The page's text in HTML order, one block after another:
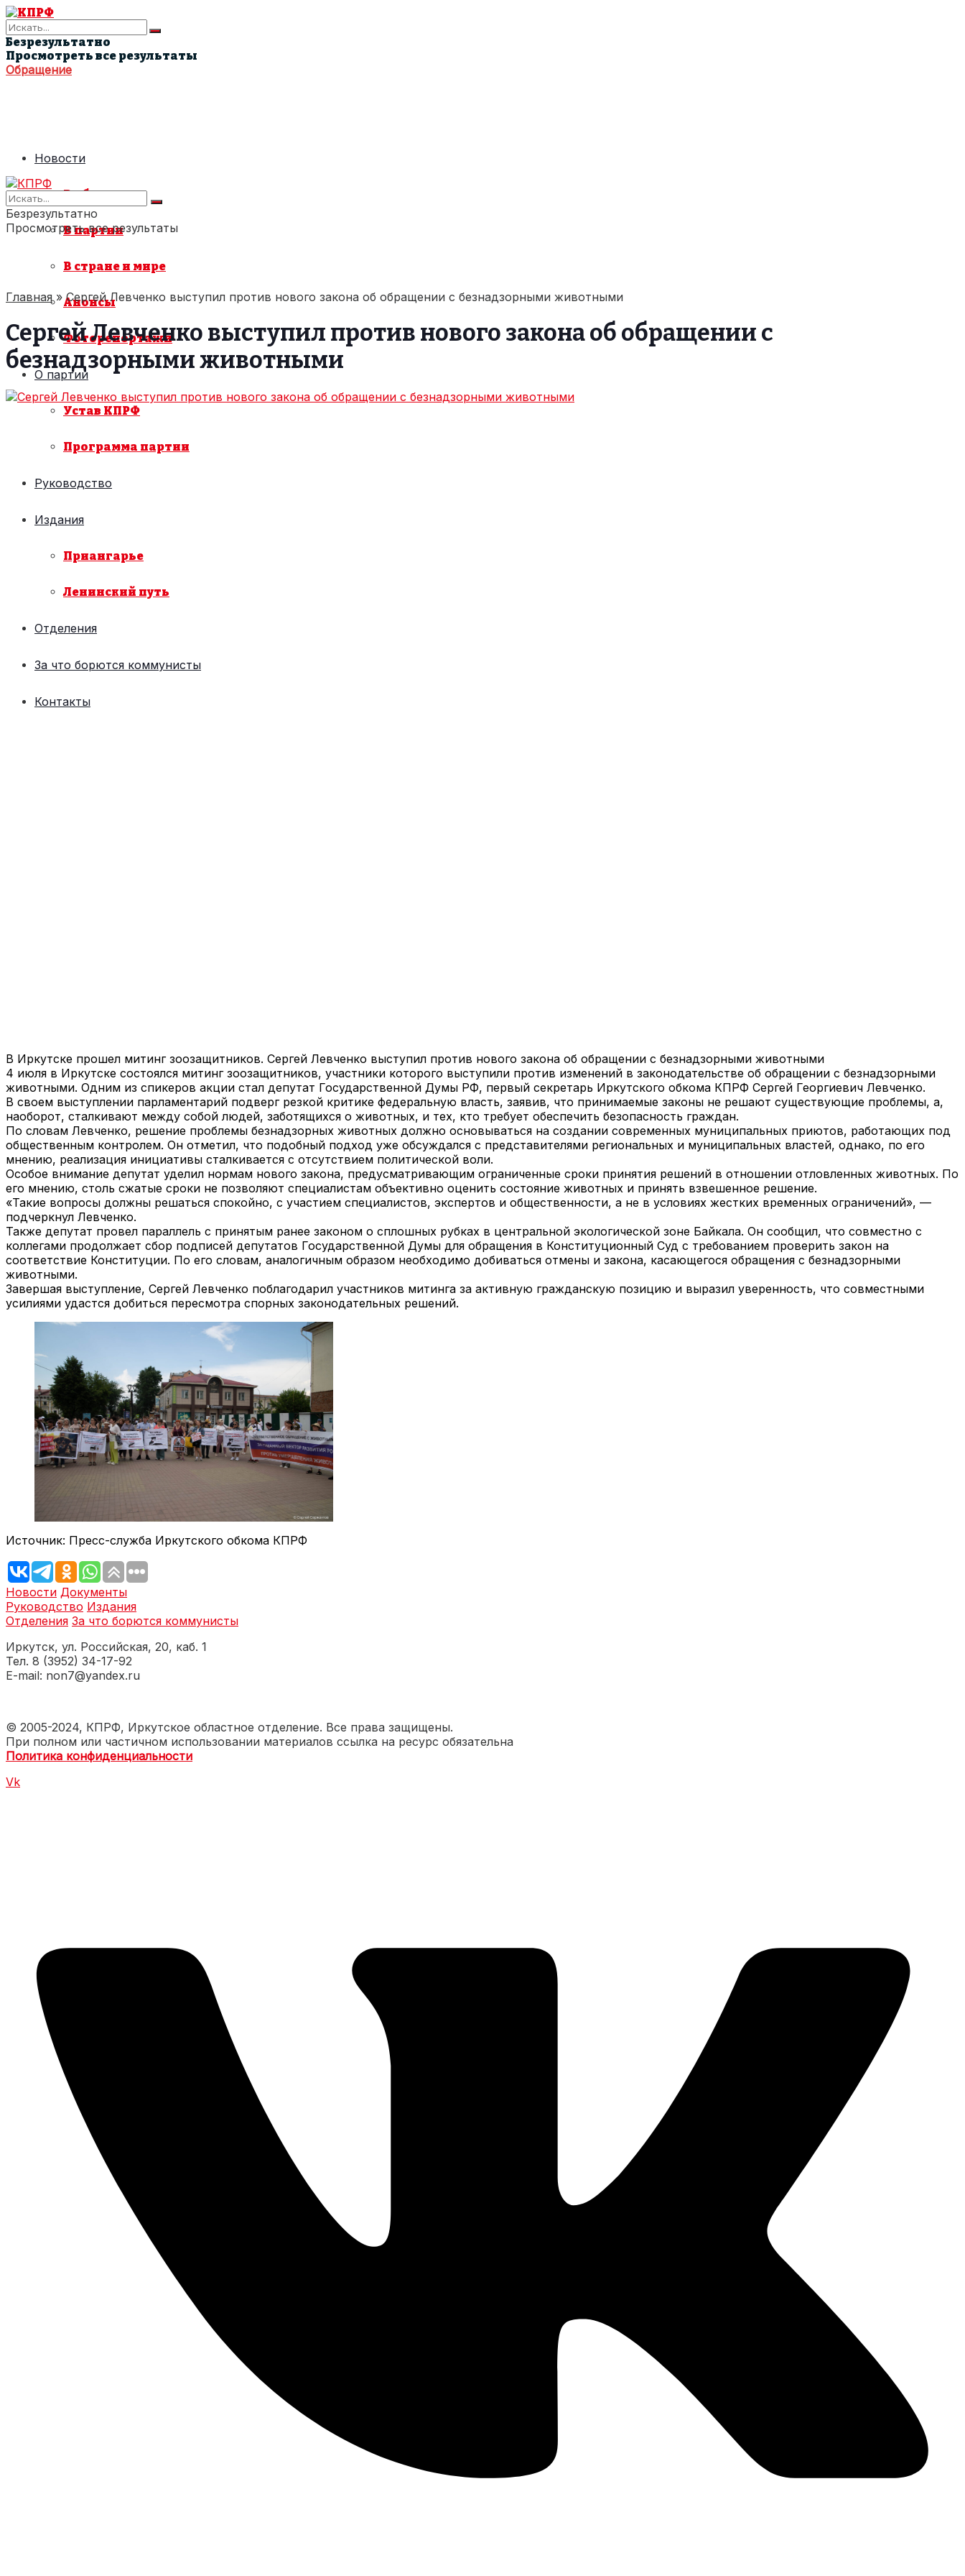
Безрезультатно
Просмотреть все результаты
Обращение
Новости
В области
В партии
В стране и мире
Анонсы
Фоторепортажи
О партии
Устав КПРФ
Программа партии
Руководство
Издания
Приангарье
Ленинский путь
Отделения
За что борются коммунисты
Контакты
Безрезультатно
Просмотреть все результаты
Главная»Сергей Левченко выступил против нового закона об обращении с безнадзорными животными
Сергей Левченко выступил против нового закона об обращении с
безнадзорными животными
В Иркутске прошел митинг зоозащитников. Сергей Левченко выступил против нового закона об обращении с безнадзорными животными
4 июля в Иркутске состоялся митинг зоозащитников, участники которого выступили против изменений в законодательстве об обращении с безнадзорными
животными. Одним из спикеров акции стал депутат Государственной Думы РФ, первый секретарь Иркутского обкома КПРФ Сергей Георгиевич Левченко.
В своем выступлении парламентарий подверг резкой критике федеральную власть, заявив, что принимаемые законы не решают существующие проблемы, а,
наоборот, сталкивают между собой людей, заботящихся о животных, и тех, кто требует обеспечить безопасность граждан.
По словам Левченко, решение проблемы безнадзорных животных должно основываться на создании современных муниципальных приютов, работающих под
общественным контролем. Он отметил, что подобный подход уже обсуждался с представителями региональных и муниципальных властей, однако, по его
мнению, реализация инициативы сталкивается с отсутствием политической воли.
Особое внимание депутат уделил нормам нового закона, предусматривающим ограниченные сроки принятия решений в отношении отловленных животных. По
его мнению, столь сжатые сроки не позволяют специалистам объективно оценить состояние животных и принять взвешенное решение.
«Такие вопросы должны решаться спокойно, с участием специалистов, экспертов и общественности, а не в условиях жестких временных ограничений», —
подчеркнул Левченко.
Также депутат провел параллель с принятым ранее законом о сплошных рубках в центральной экологической зоне Байкала. Он сообщил, что совместно с
коллегами продолжает сбор подписей депутатов Государственной Думы для обращения в Конституционный Суд с требованием проверить закон на
соответствие Конституции. По его словам, аналогичным образом необходимо добиваться отмены и закона, касающегося обращения с безнадзорными
животными.
Завершая выступление, Сергей Левченко поблагодарил участников митинга за активную гражданскую позицию и выразил уверенность, что совместными
усилиями удастся добиться пересмотра спорных законодательных решений.
Источник: Пресс-служба Иркутского обкома КПРФ
Новости Документы
Руководство Издания
Отделения За что борются коммунисты
Иркутск, ул. Российская, 20, каб. 1
Тел. 8 (3952) 34-17-92
E-mail: non7@yandex.ru
© 2005-2024, КПРФ, Иркутское областное отделение. Все права защищены.
При полном или частичном использовании материалов ссылка на ресурс обязательна
Политика конфиденциальности
Vk